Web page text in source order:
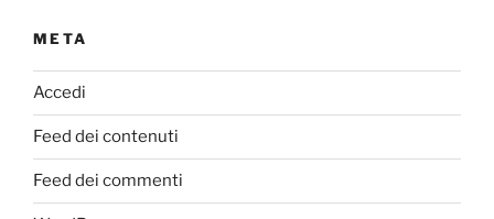
META
Accedi
Feed dei contenuti
Feed dei commenti